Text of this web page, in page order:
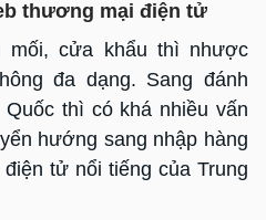
thương mại điện tử
mối, cửa khẩu thì nhược
đa dạng. Sang đánh
thì có khá nhiều vấn
hướng sang nhập hàng
tử nổi tiếng của Trung